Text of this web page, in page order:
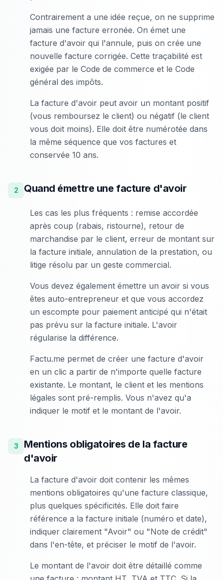
Contrairement a une idée reçue, on ne supprime
jamais une facture erronée. On émet une
facture d'avoir qui l'annule, puis on crée une
nouvelle facture corrigée. Cette traçabilité est
exigée par le Code de commerce et le Code
général des impôts.
La facture d'avoir peut avoir un montant positif
(vous remboursez le client) ou négatif (le client
vous doit moins). Elle doit être numérotée dans
la même séquence que vos factures et
conservée 10 ans.
2 Quand émettre une facture d'avoir
Les cas les plus fréquents : remise accordée
après coup (rabais, ristourne), retour de
marchandise par le client, erreur de montant sur
la facture initiale, annulation de la prestation, ou
litige résolu par un geste commercial.
Vous devez également émettre un avoir si vous
êtes auto-entrepreneur et que vous accordez
un escompte pour paiement anticipé qui n'était
pas prévu sur la facture initiale. L'avoir
régularise la différence.
Factu.me permet de créer une facture d'avoir
en un clic a partir de n'importe quelle facture
existante. Le montant, le client et les mentions
légales sont pré-remplis. Vous n'avez qu'a
indiquer le motif et le montant de l'avoir.
3
Mentions obligatoires de la facture
d'avoir
La facture d'avoir doit contenir les mêmes
mentions obligatoires qu'une facture classique,
plus quelques spécificités. Elle doit faire
référence a la facture initiale (numéro et date),
indiquer clairement "Avoir" ou "Note de crédit"
dans l'en-tête, et préciser le motif de l'avoir.
Le montant de l'avoir doit être détaillé comme